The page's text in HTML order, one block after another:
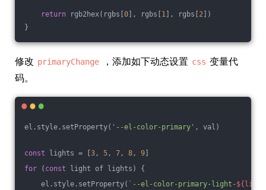
return rgb2hex(rgbs[0], rgbs[1], rgbs[2])
}
修改 primaryChange ，添加如下动态设置 css 变量代
码。
el.style.setProperty( '--el-color-primary' , val)
const lights = [3, 5, 7, 8, 9]
for ( const light of lights) {
el.style.setProperty( `--el-color-primary-light-